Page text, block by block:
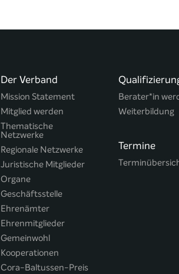
Der Verband
Mission Statement
Mitglied werden
Thematische
Netzwerke
Regionale Netzwerke
Juristische Mitglieder
Organe
Geschäftsstelle
Ehrenämter
Ehrenmitglieder
Gemeinwohl
Kooperationen
Cora-Baltussen-Preis
Berater*in
Weiterbildung
Termine